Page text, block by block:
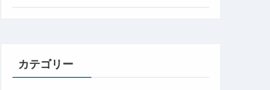
カテゴリー